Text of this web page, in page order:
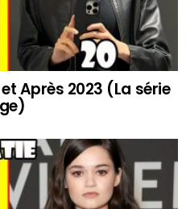
Après 2023 (La série